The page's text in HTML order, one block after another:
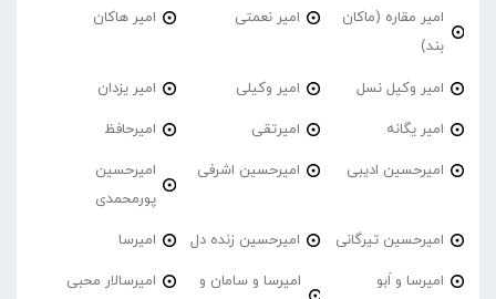
امیر مقاره (ماکان
بند)
امیر نعمتی امیر هاکان
امیر وکیل نسل امیر وکیلی امیر یزدان
امیر یگانه امیرتقی امیرحافظ
امیرحسین ادیبی امیرحسین اشرفی
امیرحسین
پورمحمدی
امیرحسین تیرگانی امیرحسین زنده دل امیرسا
امیرسا و اَبو
امیرسا و سامان و
امیرسالار محبی